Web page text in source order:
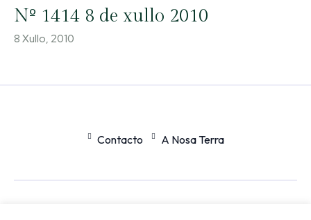
Nº 1414 8 de xullo 2010
8 Xullo, 2010
Contacto A Nosa Terra